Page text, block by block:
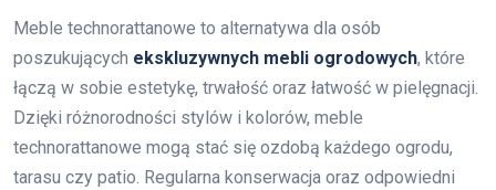
Meble technorattanowe to alternatywa dla osób
poszukujących ekskluzywnych mebli ogrodowych, które
łączą w sobie estetykę, trwałość oraz łatwość w pielęgnacji.
Dzięki różnorodności stylów i kolorów, meble
technorattanowe mogą stać się ozdobą każdego ogrodu,
tarasu czy patio. Regularna konserwacja oraz odpowiedni